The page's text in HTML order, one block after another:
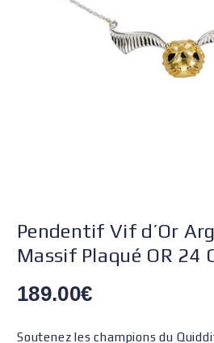
Pendentif Vif d’Or
Massif Plaqué OR 24
189.00€
Soutenez les champions du